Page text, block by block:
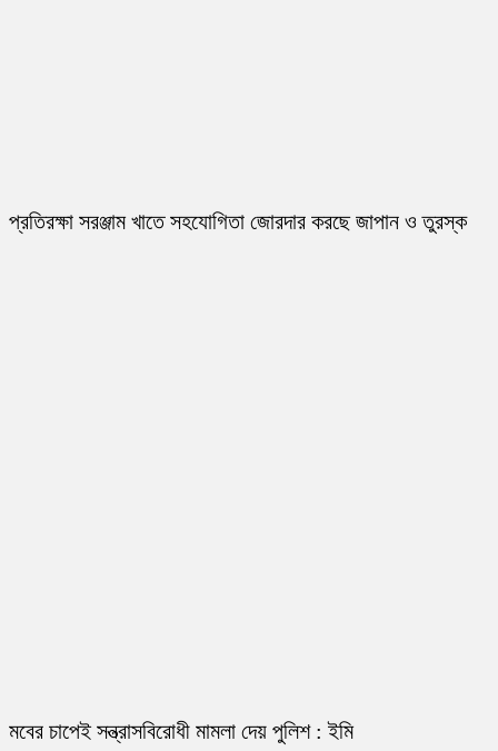
প্রতিরক্ষা সরঞ্জাম খাতে সহযোগিতা জোরদার করছে জাপান ও তুরস্ক
মবের চাপেই সন্ত্রাসবিরোধী মামলা দেয় পুলিশ : ইমি